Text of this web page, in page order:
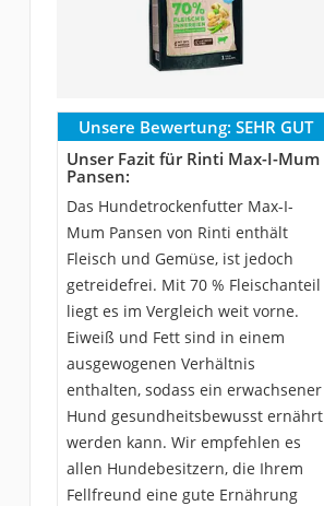
Unsere Bewertung: SEHR GUT
Unser Fazit für Rinti Max-I-Mum
Pansen:
Das Hundetrockenfutter Max-I-
Mum Pansen von Rinti enthält
Fleisch und Gemüse, ist jedoch
getreidefrei. Mit 70 % Fleischanteil
liegt es im Vergleich weit vorne.
Eiweiß und Fett sind in einem
ausgewogenen Verhältnis
enthalten, sodass ein erwachsener
Hund gesundheitsbewusst ernährt
werden kann. Wir empfehlen es
allen Hundebesitzern, die Ihrem
Fellfreund eine gute Ernährung